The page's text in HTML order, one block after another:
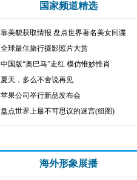
国家频道精选
靠美貌获取情报 盘点世界著名美女间谍
全球最佳旅行摄影照片大赏
中国版“奥巴马”走红 模仿惟妙惟肖
夏天，多么不舍说再见
苹果公司举行新品发布会
盘点世界上最不可思议的迷宫(组图)
海外形象展播